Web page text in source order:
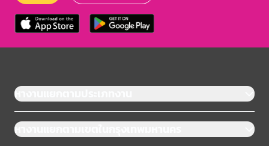
หางานแยกตามประเภทงาน
หางานแยกตามเขตในกรุงเทพมหานคร